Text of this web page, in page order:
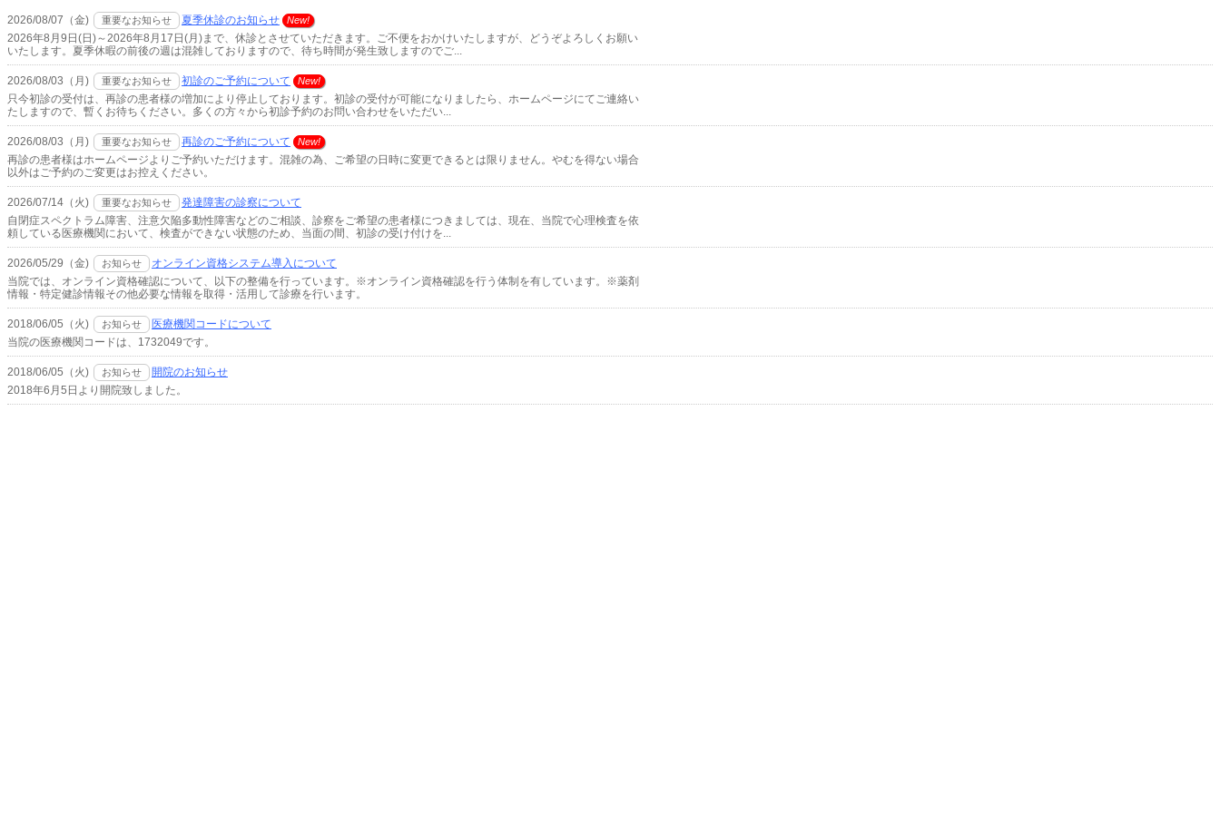
2026/08/07（金) 重要なお知らせ 夏季休診のお知らせ New!
2026年8月9日(日)～2026年8月17日(月)まで、休診とさせていただきます。ご不便をおかけいたしますが、どうぞよろしくお願い
いたします。夏季休暇の前後の週は混雑しておりますので、待ち時間が発生致しますのでご...
2026/08/03（月) 重要なお知らせ 初診のご予約について New!
只今初診の受付は、再診の患者様の増加により停止しております。初診の受付が可能になりましたら、ホームページにてご連絡い
たしますので、暫くお待ちください。多くの方々から初診予約のお問い合わせをいただい...
2026/08/03（月) 重要なお知らせ 再診のご予約について New!
再診の患者様はホームページよりご予約いただけます。混雑の為、ご希望の日時に変更できるとは限りません。やむを得ない場合
以外はご予約のご変更はお控えください。
2026/07/14（火) 重要なお知らせ
発達障害の診察について
自閉症スペクトラム障害、注意欠陥多動性障害などのご相談、診察をご希望の患者様につきましては、現在、当院で心理検査を依
頼している医療機関において、検査ができない状態のため、当面の間、初診の受け付けを...
2026/05/29（金) お知らせ
オンライン資格システム導入について
当院では、オンライン資格確認について、以下の整備を行っています。※オンライン資格確認を行う体制を有しています。※薬剤
情報・特定健診情報その他必要な情報を取得・活用して診療を行います。
2018/06/05（火) お知らせ
医療機関コードについて
当院の医療機関コードは、1732049です。
2018/06/05（火) お知らせ
開院のお知らせ
2018年6月5日より開院致しました。